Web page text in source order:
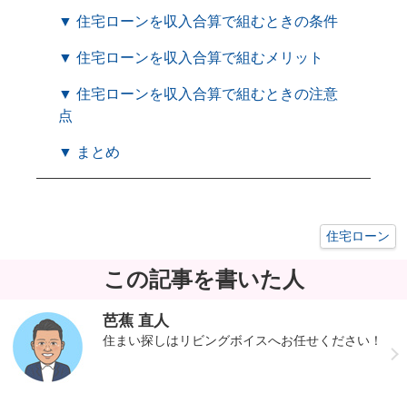
▼ 住宅ローンを収入合算で組むときの条件
▼ 住宅ローンを収入合算で組むメリット
▼ 住宅ローンを収入合算で組むときの注意
点
▼ まとめ
住宅ローン
この記事を書いた人
芭蕉 直人
住まい探しはリビングボイスへお任せください！